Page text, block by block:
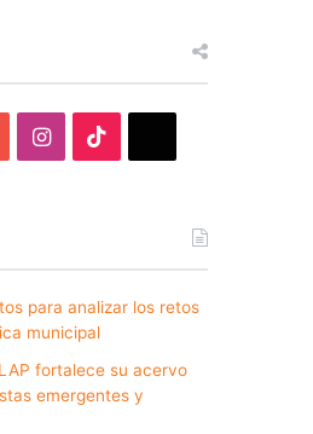
Instagram
para analizar los retos
municipal
fortalece su acervo
emergentes y